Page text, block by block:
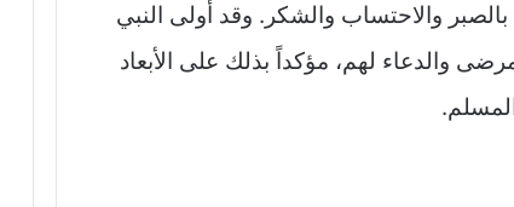
والاحتساب والشكر. وقد أولى النبي
والدعاء لهم، مؤكداً بذلك على الأبعاد